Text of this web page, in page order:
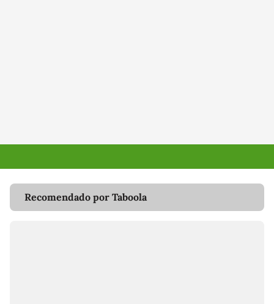
Recomendado por Taboola